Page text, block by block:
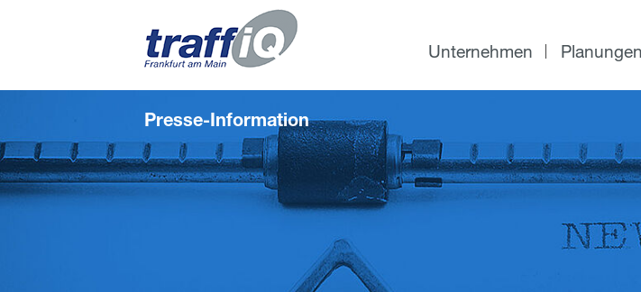
Unternehmen
Presse-Information